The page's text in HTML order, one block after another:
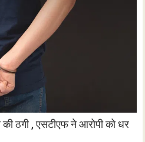
की ठगी , एसटीएफ ने आरोपी को धर